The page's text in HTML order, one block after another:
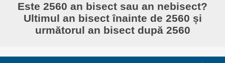
Este 2560 an bisect sau an nebisect?
Ultimul an bisect înainte de 2560 și
următorul an bisect după 2560